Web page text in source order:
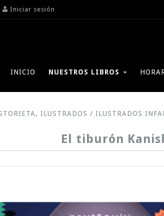
Iniciar sesión
INICIO NUESTROS LIBROS
ILUSTRADOS / ILUSTRADOS
El tiburón